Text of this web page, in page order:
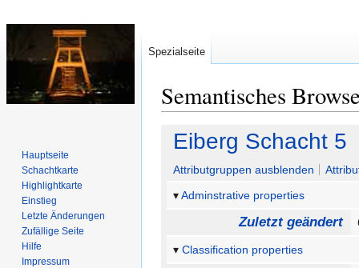
Semantisches
Zur
Navigation
springen
Zur
Suche
springen
Eiberg Schacht 5
Attributgruppen ausblenden
Adminstrative properties
Zuletzt geändert
Classification properties
Spezialseite
Hauptseite
Schachtkarte
Highlightkarte
Einstieg
Letzte Änderungen
Zufällige Seite
Hilfe
Impressum